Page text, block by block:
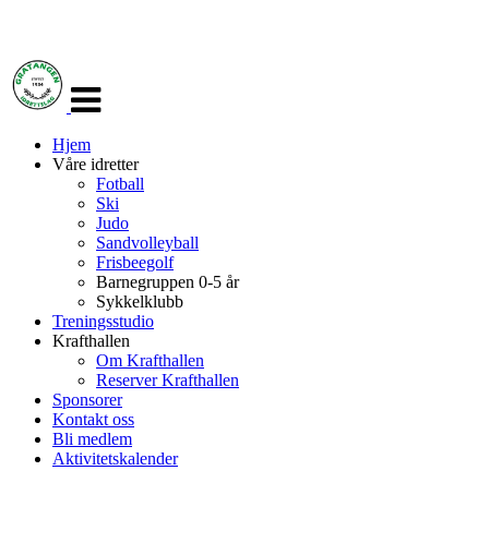
navigasjon
Hjem
Våre idretter
Fotball
Ski
Judo
Sandvolleyball
Frisbeegolf
Barnegruppen 0-5 år
Sykkelklubb
Treningsstudio
Krafthallen
Om Krafthallen
Reserver Krafthallen
Sponsorer
Kontakt oss
Bli medlem
Aktivitetskalender